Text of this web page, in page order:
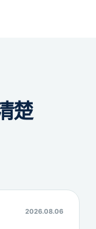
楚
2026.08.06